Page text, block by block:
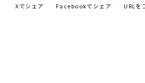
Xでシェア Facebookでシェア URLを